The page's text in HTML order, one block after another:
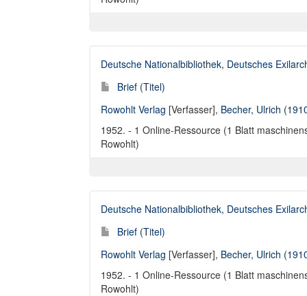
Deutsche Nationalbibliothek, Deutsches
Brief (Titel)
Rowohlt Verlag [Verfasser], Becher, Ulrich
1952. - 1 Online-Ressource (1 Blatt
Rowohlt)
Deutsche Nationalbibliothek, Deutsches
Brief (Titel)
Rowohlt Verlag [Verfasser], Becher, Ulrich
1952. - 1 Online-Ressource (1 Blatt
Rowohlt)